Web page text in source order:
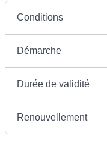
Conditions
Démarche
Durée de validité
Renouvellement